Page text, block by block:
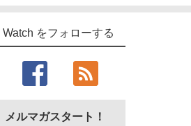
Watch をフォローする
メルマガスタート！